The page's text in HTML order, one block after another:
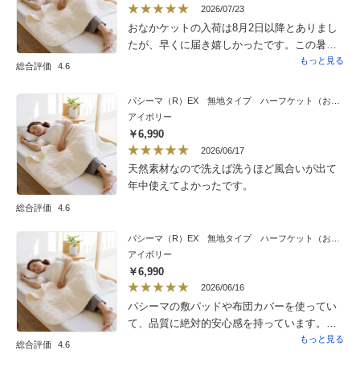
総合評価 4.6
2026/07/23
おなかケットの入荷は8月2日以降とありまし
たが、早くに届き嬉しかったです。この暑さ
でエアコンは消せない状態で、お腹だけは冷
しています。購入してよかったです。
もっと見る
総合評価 4.6
アイボリー
￥6,990
2026/06/17
天然素材なので洗えば洗うほど風合いが出て
年中使えてよかったです。
総合評価 4.6
アイボリー
￥6,990
2026/06/16
パシーマの敷パッドや布団カバーを使ってい
て、品質に絶対的安心感を持っています。
ハーフケットは出産祝いに購入。自信を持っ
もっと見る